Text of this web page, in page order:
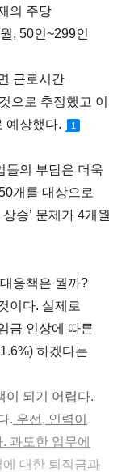
의 주당
, 50인~299인
근로시간
으로 추정했고 이
예상했다.
1
들의 부담은 더욱
개를 대상으로
승’ 문제가 4개월
응책은 뭘까?
이다. 실제로
금 인상에 따른
하겠다는
이 되기 어렵다.
. 우선, 인력이
과도한 업무에
대한 퇴직금과